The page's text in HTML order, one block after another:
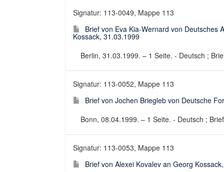
Signatur: 113-0049, Mappe 113
Brief von Eva Kia-Wernard von Deutsches
Kossack, 31.03.1999
Berlin, 31.03.1999. – 1 Seite. - Deutsch ;
Signatur: 113-0052, Mappe 113
Brief von Jochen Briegleb von Deutsche
Bonn, 08.04.1999. – 1 Seite. - Deutsch ;
Signatur: 113-0053, Mappe 113
Brief von Alexei Kovalev an Georg